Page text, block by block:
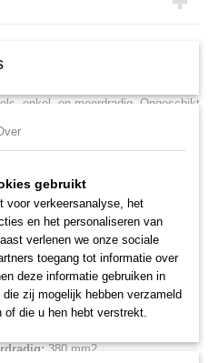
280 mm
enkel- en meerdradig. Ongeschikt
(zeer flexibele) kabels.
Knipt keurig glad af zonder
ratelprincipe. Minder kracht nodig
Tandkransaandrijving met twee
hantering dankzij het
- ook om te gebruiken in
verwondingen.
componentengrepen
380 mm2
gebruikt
voor verkeersanalyse, het
en het personaliseren van
verlenen we onze sociale
toegang tot informatie over
deze informatie gebruiken in
zij mogelijk hebben verzameld
of die u hen hebt verstrekt.